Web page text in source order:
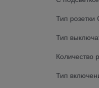
Тип
Тип
Количество
Тип